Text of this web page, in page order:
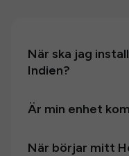
När ska jag
Indien?
Är min enhet
När börjar mitt